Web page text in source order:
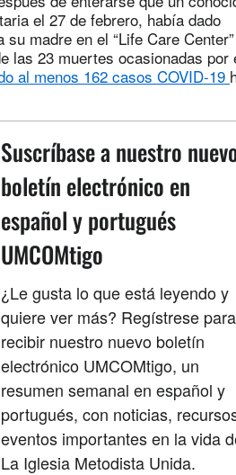
el 27 de febrero, había dado
madre en el “Life Care
las 23 muertes ocasionadas por
al menos 162 casos COVID-19
Suscríbase a nuestro
boletín electrónico en
español y portugués
UMCOMtigo
¿Le gusta lo que está leyendo y
quiere ver más? Regístrese para
recibir nuestro nuevo boletín
electrónico UMCOMtigo, un
resumen semanal en español y
portugués, con noticias,
eventos importantes en la vida
La Iglesia Metodista Unida.